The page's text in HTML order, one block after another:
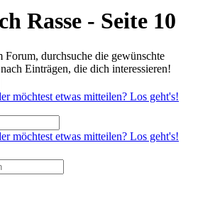
Rasse - Seite 10
Forum, durchsuche die gewünschte
Einträgen, die dich interessieren!
möchtest etwas mitteilen? Los geht's!
möchtest etwas mitteilen? Los geht's!